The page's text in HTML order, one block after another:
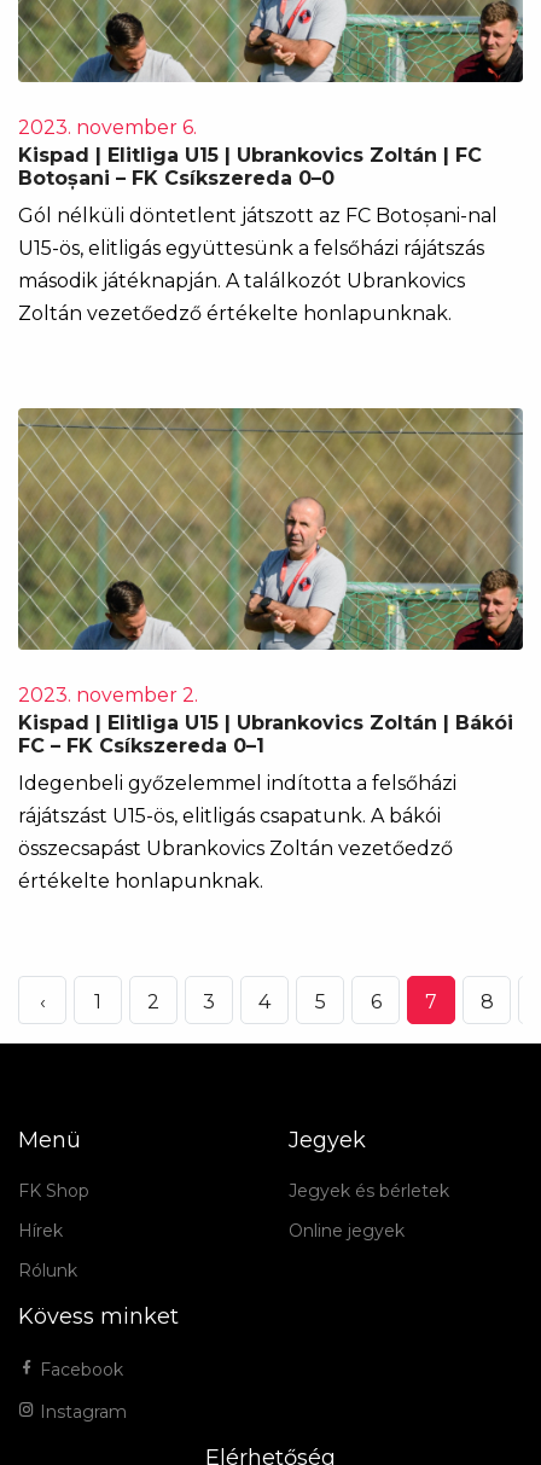
2023. november 6.
Kispad | Elitliga U15 | Ubrankovics Zoltán | FC
Botoșani – FK Csíkszereda 0–0
Gól nélküli döntetlent játszott az FC Botoșani-nal
U15-ös, elitligás együttesünk a felsőházi rájátszás
második játéknapján. A találkozót Ubrankovics
Zoltán vezetőedző értékelte honlapunknak.
2023. november 2.
Kispad | Elitliga U15 | Ubrankovics Zoltán | Bákói
FC – FK Csíkszereda 0–1
Idegenbeli győzelemmel indította a felsőházi
rájátszást U15-ös, elitligás csapatunk. A bákói
összecsapást Ubrankovics Zoltán vezetőedző
értékelte honlapunknak.
‹ 1 2 3 4 5 6 7 8
Menü
FK Shop
Hírek
Rólunk
Jegyek
Jegyek és bérletek
Online jegyek
Kövess minket
Facebook
Instagram
Elérhetőség